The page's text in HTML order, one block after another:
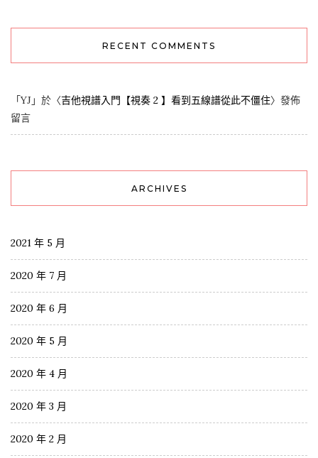
RECENT COMMENTS
「YJ 」於〈吉他視譜入門【視奏 2 】看到五線譜從此不僵住〉發佈
留言
ARCHIVES
2021 年 5 月
2020 年 7 月
2020 年 6 月
2020 年 5 月
2020 年 4 月
2020 年 3 月
2020 年 2 月